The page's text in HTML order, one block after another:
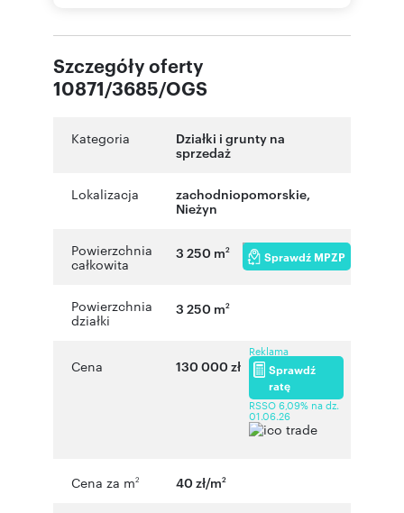
Szczegóły oferty
10871/3685/OGS
Kategoria
Działki i grunty na
sprzedaż
Lokalizacja zachodniopomorskie,
Nieżyn
Powierzchnia
całkowita
3 250 m2 Sprawdź MPZP
Powierzchnia
działki
3 250 m2
Cena 130 000 zł
Reklama
Sprawdź
ratę
RSSO 6,09% na dz.
01.06.26
Cena za m2 40 zł/m2